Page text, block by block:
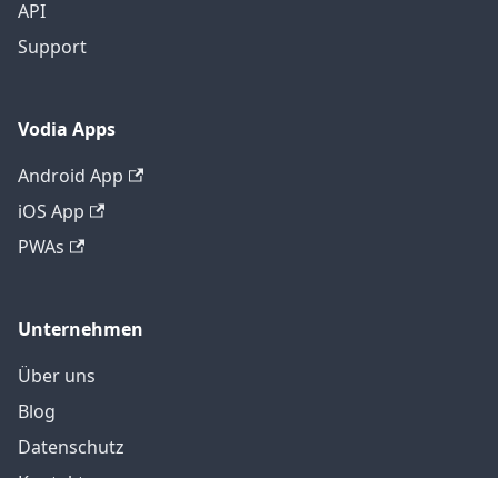
API
Support
Vodia Apps
Android App
iOS App
PWAs
Unternehmen
Über uns
Blog
Datenschutz